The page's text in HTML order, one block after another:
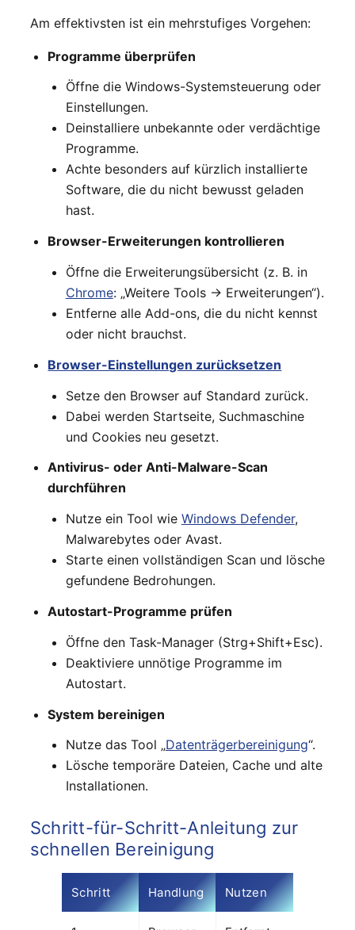
Am effektivsten ist ein mehrstufiges Vorgehen:
Programme überprüfen
Öffne die Windows-Systemsteuerung oder
Einstellungen.
Deinstalliere unbekannte oder verdächtige
Programme.
Achte besonders auf kürzlich installierte
Software, die du nicht bewusst geladen
hast.
Browser-Erweiterungen kontrollieren
Öffne die Erweiterungsübersicht (z. B. in
Chrome: „Weitere Tools → Erweiterungen“).
Entferne alle Add-ons, die du nicht kennst
oder nicht brauchst.
Browser-Einstellungen zurücksetzen
Setze den Browser auf Standard zurück.
Dabei werden Startseite, Suchmaschine
und Cookies neu gesetzt.
Antivirus- oder Anti-Malware-Scan
durchführen
Nutze ein Tool wie Windows Defender,
Malwarebytes oder Avast.
Starte einen vollständigen Scan und lösche
gefundene Bedrohungen.
Autostart-Programme prüfen
Öffne den Task-Manager (Strg+Shift+Esc).
Deaktiviere unnötige Programme im
Autostart.
System bereinigen
Nutze das Tool „Datenträgerbereinigung“.
Lösche temporäre Dateien, Cache und alte
Installationen.
Schritt-für-Schritt-Anleitung zur
schnellen Bereinigung
Schritt Handlung Nutzen